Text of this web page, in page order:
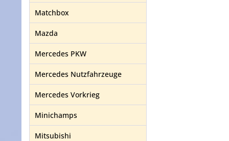
Matchbox
Mazda
Mercedes PKW
Mercedes Nutzfahrzeuge
Mercedes Vorkrieg
Minichamps
Mitsubishi